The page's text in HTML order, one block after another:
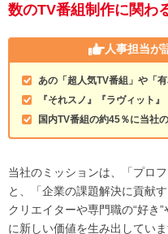
数のTV番組制作に関わ
人事担当が
あの「超人気TV番組」や「
『それスノ』『ラヴィット
国内TV番組の約45％に当社
当社のミッションは、「プロ
と、「企業の課題解決に貢献す
クリエイターや専門職の“好き
に新しい価値を生み出していま